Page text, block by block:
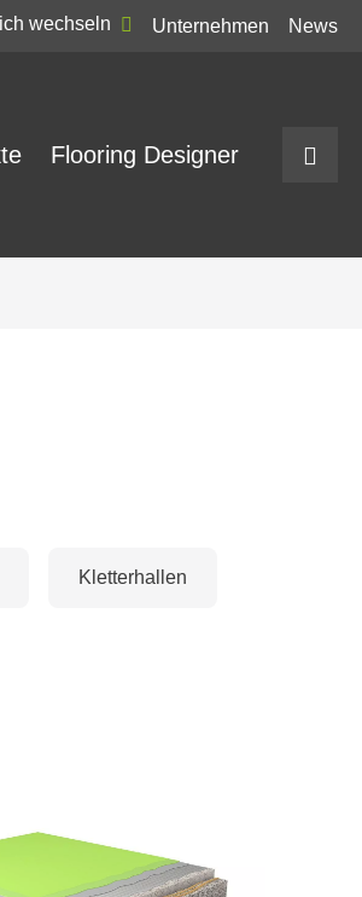
wechseln Unternehmen News
Flooring Designer
Kletterhallen